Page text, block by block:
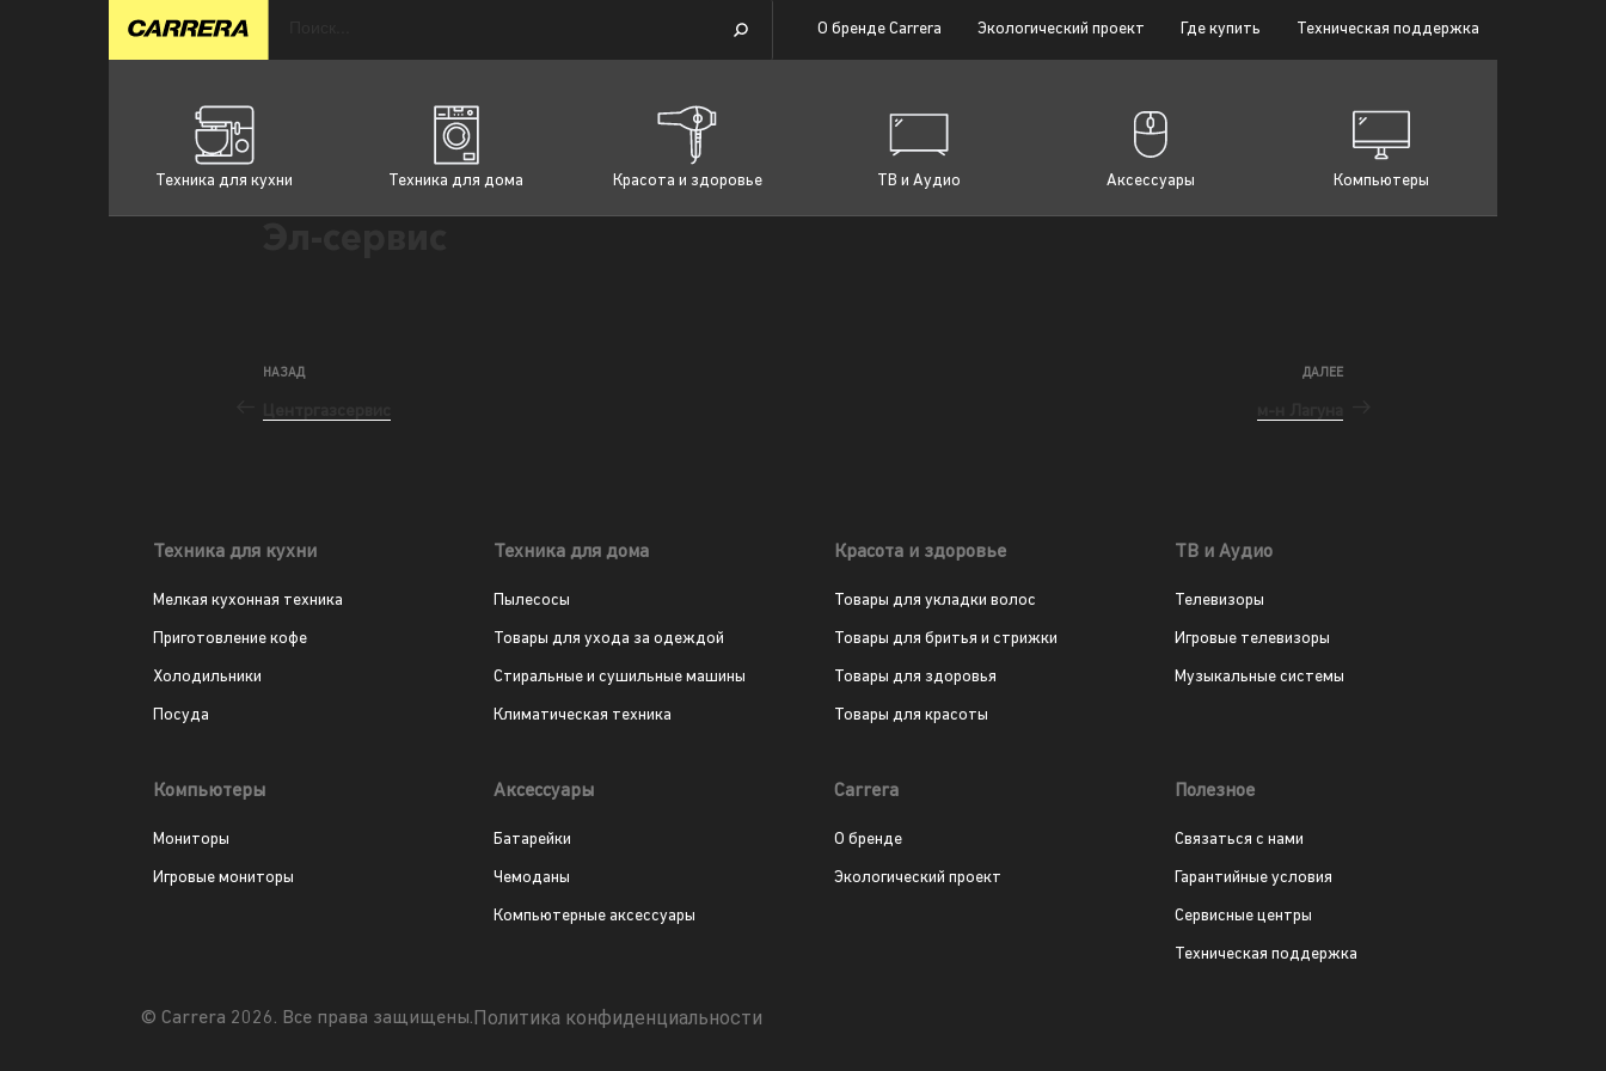
О бренде Carrera Экологический проект Где купить Техническая поддержка
Техника для кухни Техника для дома Красота и здоровье ТВ и Аудио Аксессуары Компьютеры
НАЗАД ДАЛЕЕ
Техника для кухни
Мелкая кухонная техника
Приготовление кофе
Холодильники
Посуда
Техника для дома
Пылесосы
Товары для ухода за одеждой
Стиральные и сушильные машины
Климатическая техника
Красота и здоровье
Товары для укладки волос
Товары для бритья и стрижки
Товары для здоровья
Товары для красоты
ТВ и Аудио
Телевизоры
Игровые телевизоры
Музыкальные системы
Компьютеры
Мониторы
Игровые мониторы
Аксессуары
Батарейки
Чемоданы
Компьютерные аксессуары
Carrera
О бренде
Экологический проект
Полезное
Связаться с нами
Гарантийные условия
Сервисные центры
Техническая поддержка
© Carrera 2026. Все права защищены.Политика конфиденциальности